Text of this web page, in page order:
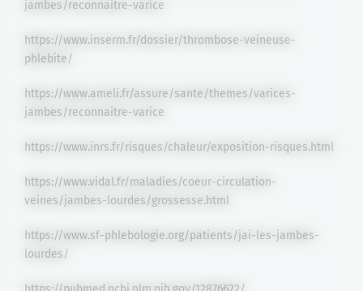
jambes/reconnaitre-varice
https://www.inserm.fr/dossier/thrombose-veineuse-
phlebite/
https://www.ameli.fr/assure/sante/themes/varices-
jambes/reconnaitre-varice
https://www.inrs.fr/risques/chaleur/exposition-risques.html
https://www.vidal.fr/maladies/coeur-circulation-
veines/jambes-lourdes/grossesse.html
https://www.sf-phlebologie.org/patients/jai-les-jambes-
lourdes/